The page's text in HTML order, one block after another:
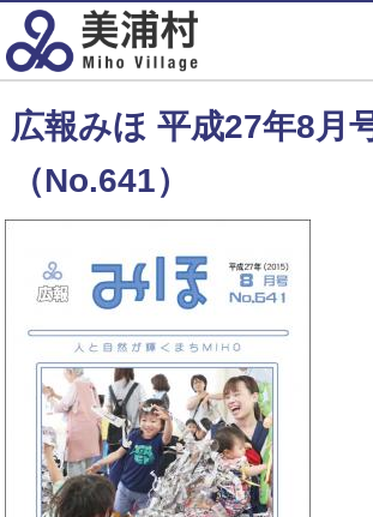
広報みほ 平成27年8月
（No.641）